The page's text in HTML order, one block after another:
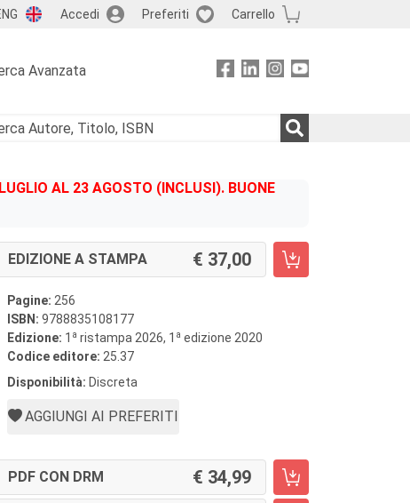
Accedi Preferiti Carrello
Avanzata
AL 23 AGOSTO (INCLUSI). BUONE
EDIZIONE A STAMPA 37,00
Pagine: 256
ISBN: 9788835108177
Edizione: 1 a ristampa 2026, 1 a edizione 2020
Codice editore: 25.37
Disponibilità: Discreta
AGGIUNGI AI PREFERITI
PDF CON DRM 34,99